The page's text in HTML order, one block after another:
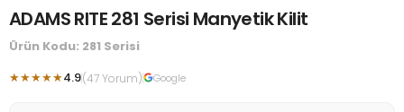
ADAMS RITE 281 Serisi Manyetik Kilit
Ürün Kodu: 281 Serisi
★★★★★4.9(47 Yorum) Google